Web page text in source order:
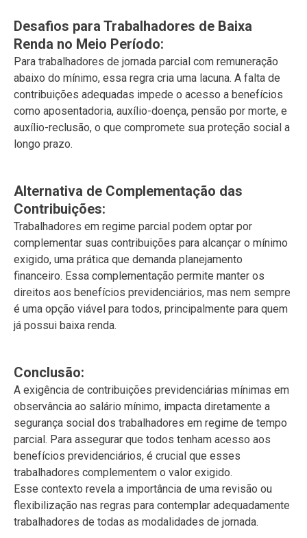
Desafios para Trabalhadores de Baixa
Renda no Meio Período:
Para trabalhadores de jornada parcial com remuneração
abaixo do mínimo, essa regra cria uma lacuna. A falta de
contribuições adequadas impede o acesso a benefícios
como aposentadoria, auxílio-doença, pensão por morte, e
auxílio-reclusão, o que compromete sua proteção social a
longo prazo.
Alternativa de Complementação das
Contribuições:
Trabalhadores em regime parcial podem optar por
complementar suas contribuições para alcançar o mínimo
exigido, uma prática que demanda planejamento
financeiro. Essa complementação permite manter os
direitos aos benefícios previdenciários, mas nem sempre
é uma opção viável para todos, principalmente para quem
já possui baixa renda.
Conclusão:
A exigência de contribuições previdenciárias mínimas em
observância ao salário mínimo, impacta diretamente a
segurança social dos trabalhadores em regime de tempo
parcial. Para assegurar que todos tenham acesso aos
benefícios previdenciários, é crucial que esses
trabalhadores complementem o valor exigido.
Esse contexto revela a importância de uma revisão ou
flexibilização nas regras para contemplar adequadamente
trabalhadores de todas as modalidades de jornada.